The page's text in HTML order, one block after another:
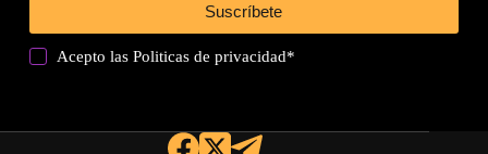
Suscríbete
Acepto lasPoliticas de privacidad*